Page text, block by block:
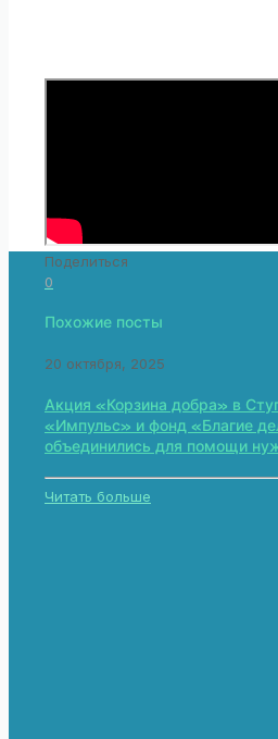
Поделиться
0
Похожие посты
20 октября, 2025
Акция «Корзина добра» в
«Импульс» и фонд «Благие
объединились для помощи
Читать больше